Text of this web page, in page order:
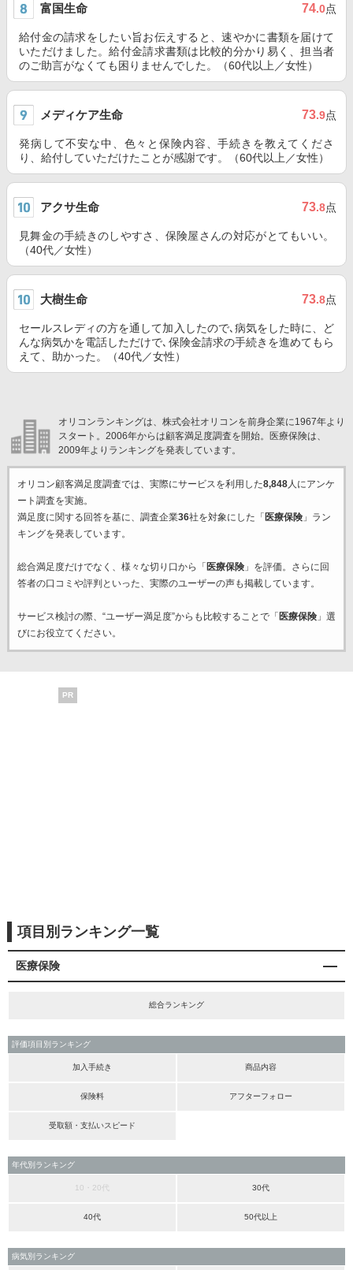
富国生命 74.0点
給付金の請求をしたい旨お伝えすると、速やかに書類を届けて
いただけました。給付金請求書類は比較的分かり易く、担当者
のご助言がなくても困りませんでした。（60代以上／女性）
メディケア生命 73.9点
発病して不安な中、色々と保険内容、手続きを教えてくださ
り、給付していただけたことが感謝です。（60代以上／女性）
アクサ生命 73.8点
見舞金の手続きのしやすさ、保険屋さんの対応がとてもいい。
（40代／女性）
大樹生命 73.8点
セールスレディの方を通して加入したので､病気をした時に、ど
んな病気かを電話しただけで､保険金請求の手続きを進めてもら
えて、助かった。（40代／女性）
オリコンランキングは、株式会社オリコンを前身企業に1967年より
スタート。2006年からは顧客満足度調査を開始。医療保険は、
2009年よりランキングを発表しています。
オリコン顧客満足度調査では、実際にサービスを利用した8,848人にアンケ
ート調査を実施。
満足度に関する回答を基に、調査企業36社を対象にした「 医療保険」ラン
キングを発表しています。
総合満足度だけでなく、様々な切り口から「 医療保険」を評価。さらに回
答者の口コミや評判といった、実際のユーザーの声も掲載しています。
サービス検討の際、“ユーザー満足度”からも比較することで「 医療保険」選
びにお役立てください。
PR
項目別ランキング一覧
医療保険
総合ランキング
評価項目別ランキング
加入手続き 商品内容
保険料 アフターフォロー
受取額・支払いスピード
年代別ランキング
10・20代 30代
40代 50代以上
病気別ランキング